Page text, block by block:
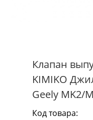
Клапан
KIMIKO
Geely MK2/
Код товара: